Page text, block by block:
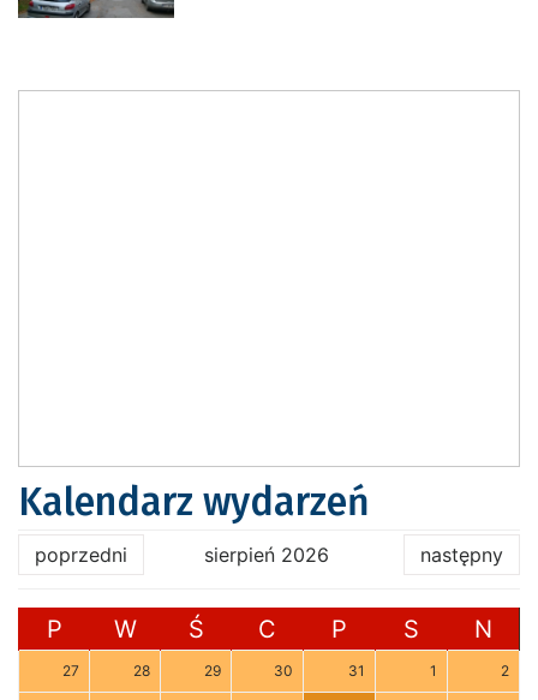
Kalendarz wydarzeń
poprzedni sierpień 2026 następny
P W Ś C P S N
27 28 29 30 31 1 2